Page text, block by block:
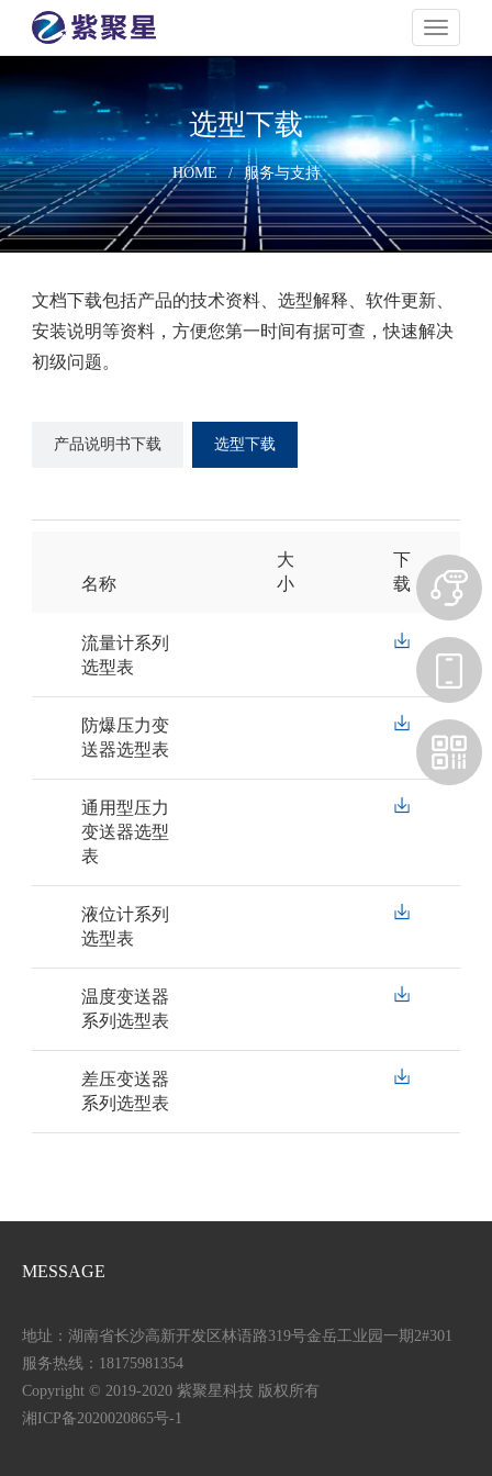
选型下载
HOME / 服务与支持
文档下载包括产品的技术资料、选型解释、软件更新、
安装说明等资料，方便您第一时间有据可查，快速解决
初级问题。
产品说明书下载 选型下载
名称
大
小
下
载
流量计系列
选型表
防爆压力变
送器选型表
通用型压力
变送器选型
表
液位计系列
选型表
温度变送器
系列选型表
差压变送器
系列选型表
MESSAGE
地址：湖南省长沙高新开发区林语路319号金岳工业园一期2#301
服务热线：18175981354
Copyright © 2019-2020 紫聚星科技 版权所有
湘ICP备2020020865号-1